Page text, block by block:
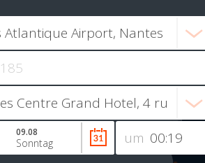
um
09.08
Sonntag